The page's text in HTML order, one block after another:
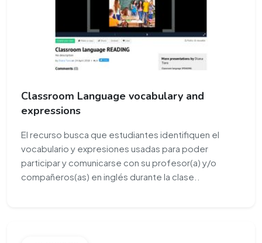
Classroom Language vocabulary and
expressions
El recurso busca que estudiantes identifiquen el
vocabulario y expresiones usadas para poder
participar y comunicarse con su profesor(a) y/o
compañeros(as) en inglés durante la clase..